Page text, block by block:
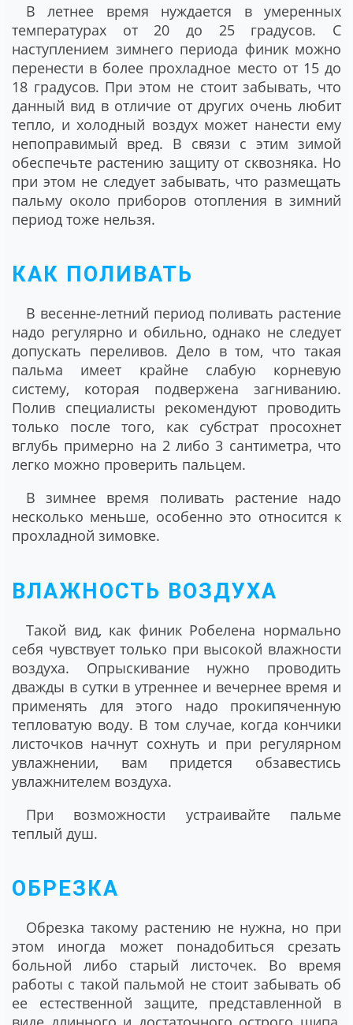
В летнее время нуждается в умеренных
температурах от 20 до 25 градусов. С
наступлением зимнего периода финик можно
перенести в более прохладное место от 15 до
18 градусов. При этом не стоит забывать, что
данный вид в отличие от других очень любит
тепло, и холодный воздух может нанести ему
непоправимый вред. В связи с этим зимой
обеспечьте растению защиту от сквозняка. Но
при этом не следует забывать, что размещать
пальму около приборов отопления в зимний
период тоже нельзя.
КАК ПОЛИВАТЬ
В весенне-летний период поливать растение
надо регулярно и обильно, однако не следует
допускать переливов. Дело в том, что такая
пальма имеет крайне слабую корневую
систему, которая подвержена загниванию.
Полив специалисты рекомендуют проводить
только после того, как субстрат просохнет
вглубь примерно на 2 либо 3 сантиметра, что
легко можно проверить пальцем.
В зимнее время поливать растение надо
несколько меньше, особенно это относится к
прохладной зимовке.
ВЛАЖНОСТЬ ВОЗДУХА
Такой вид, как финик Робелена нормально
себя чувствует только при высокой влажности
воздуха. Опрыскивание нужно проводить
дважды в сутки в утреннее и вечернее время и
применять для этого надо прокипяченную
тепловатую воду. В том случае, когда кончики
листочков начнут сохнуть и при регулярном
увлажнении, вам придется обзавестись
увлажнителем воздуха.
При возможности устраивайте пальме
теплый душ.
ОБРЕЗКА
Обрезка такому растению не нужна, но при
этом иногда может понадобиться срезать
больной либо старый листочек. Во время
работы с такой пальмой не стоит забывать об
ее естественной защите, представленной в